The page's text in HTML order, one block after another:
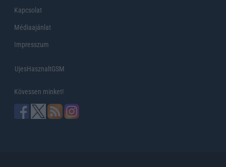
Kapcsolat
Médiaajánlat
Impresszum
UjesHasznaltGSM
Kövessen minket!